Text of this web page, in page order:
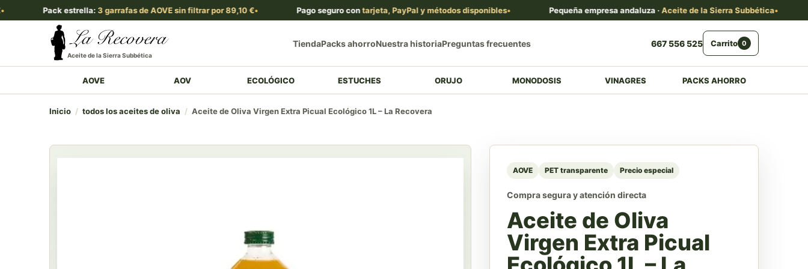
Pack estrella:3 garrafas de AOVE sin filtrar por 89,10 € Pago seguro contarjeta, PayPal y métodos disponibles Pequeña empresa andaluza ·Aceite de la Sierra Subbética
Aceite de la Sierra Subbética
TiendaPacks ahorroNuestra historiaPreguntas frecuentes 667 556 525 Carrito 0
AOVE AOV ECOLÓGICO ESTUCHES ORUJO MONODOSIS VINAGRES PACKS AHORRO
Inicio / todos los aceites de oliva / Aceite de Oliva Virgen Extra Picual Ecológico 1L – La Recovera
AOVE PET transparente Precio especial
Compra segura y atención directa
Aceite de Oliva
Virgen Extra Picual